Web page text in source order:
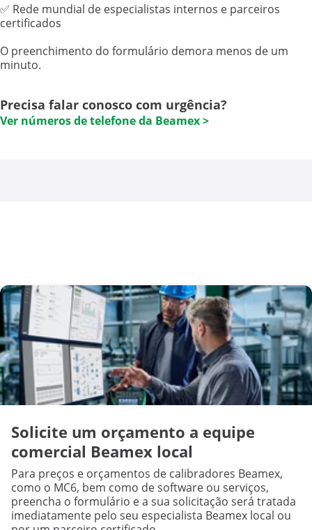
✅ Rede mundial de especialistas internos e parceiros
certificados
O preenchimento do formulário demora menos de um
minuto.
Precisa falar conosco com urgência?
Ver números de telefone da Beamex >
Solicite um orçamento a equipe
comercial Beamex local
Para preços e orçamentos de calibradores Beamex,
como o MC6, bem como de software ou serviços,
preencha o formulário e a sua solicitação será tratada
imediatamente pelo seu especialista Beamex local ou